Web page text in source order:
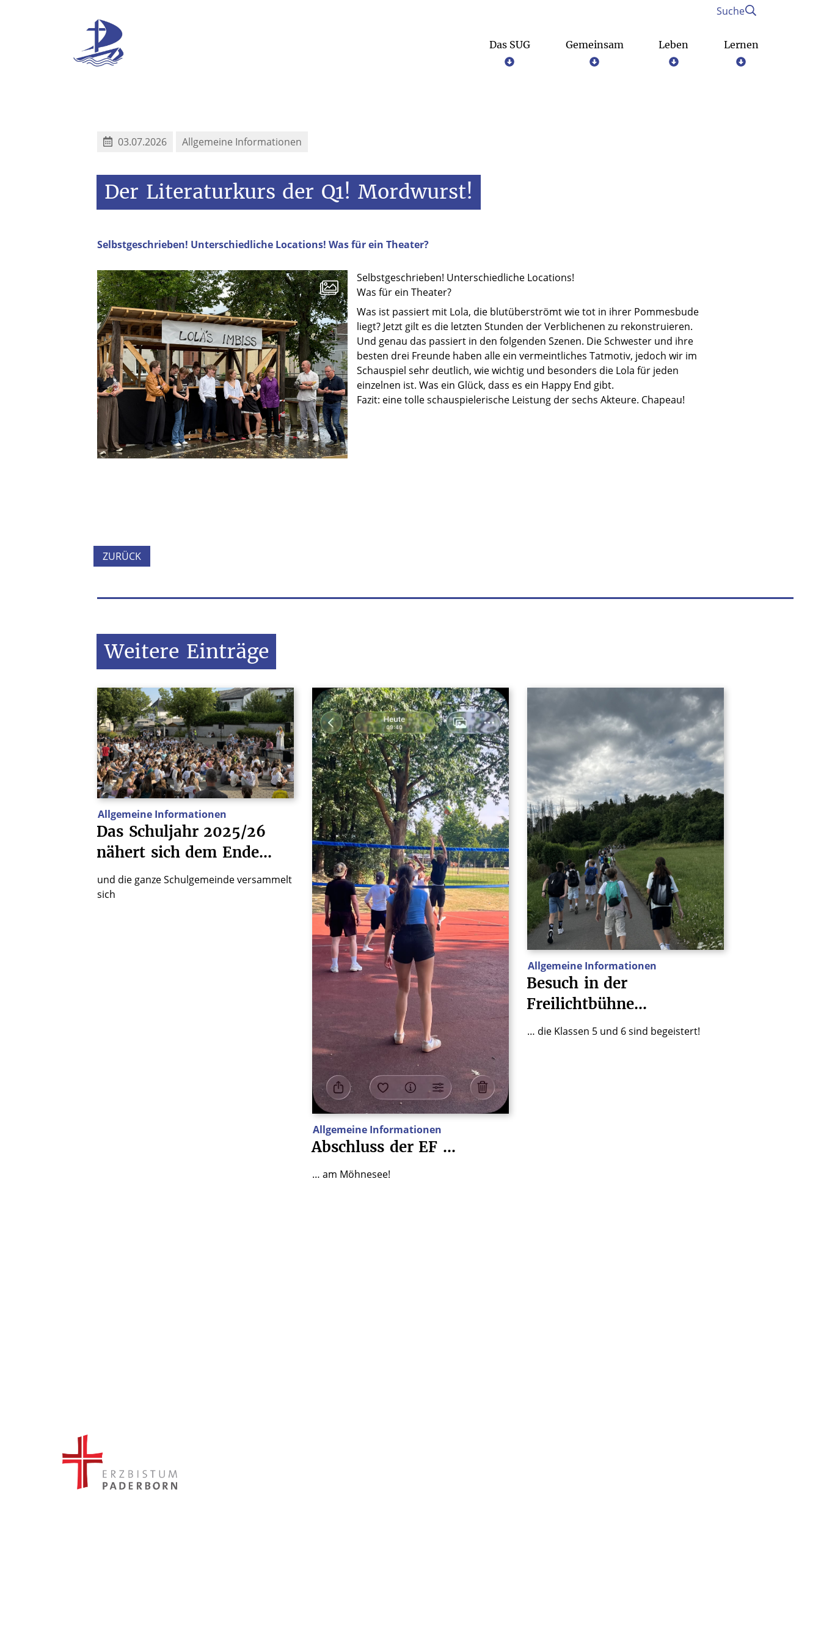
Das SUG Gemeinsam Leben Lernen
Suche
03.07.2026 Allgemeine Informationen
Der Literaturkurs der Q1! Mordwurst!
Selbstgeschrieben! Unterschiedliche Locations! Was für ein Theater?
Selbstgeschrieben! Unterschiedliche Locations!
Was für ein Theater?
Was ist passiert mit Lola, die blutüberströmt wie tot in ihrer Pommesbude
liegt? Jetzt gilt es die letzten Stunden der Verblichenen zu rekonstruieren.
Und genau das passiert in den folgenden Szenen. Die Schwester und ihre
besten drei Freunde haben alle ein vermeintliches Tatmotiv, jedoch wir im
Schauspiel sehr deutlich, wie wichtig und besonders die Lola für jeden
einzelnen ist. Was ein Glück, dass es ein Happy End gibt.
Fazit: eine tolle schauspielerische Leistung der sechs Akteure. Chapeau!
ZURÜCK
Weitere Einträge
Allgemeine Informationen
Das Schuljahr 2025/26
nähert sich dem Ende…
und die ganze Schulgemeinde versammelt
sich
Allgemeine Informationen
Abschluss der EF …
… am Möhnesee!
Allgemeine Informationen
Besuch in der
Freilichtbühne…
… die Klassen 5 und 6 sind begeistert!